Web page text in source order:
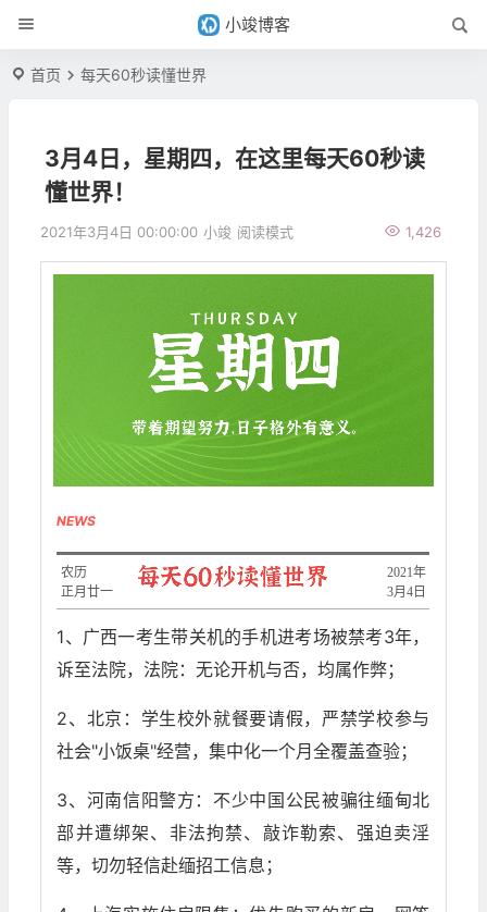
小竣博客
首页 每天60秒读懂世界
3月4日，星期四，在这里每天60秒读
懂世界！
2021年3月4日 00:00:00 小竣 1,426
阅读模式
NEWS
2021年
3月4日
农历
正月廿一
1、广西一考生带关机的手机进考场被禁考3年，
诉至法院，法院：无论开机与否，均属作弊；
2、北京：学生校外就餐要请假，严禁学校参与
社会"小饭桌"经营，集中化一个月全覆盖查验；
3、河南信阳警方：不少中国公民被骗往缅甸北
部并遭绑架、非法拘禁、敲诈勒索、强迫卖淫
等，切勿轻信赴缅招工信息；